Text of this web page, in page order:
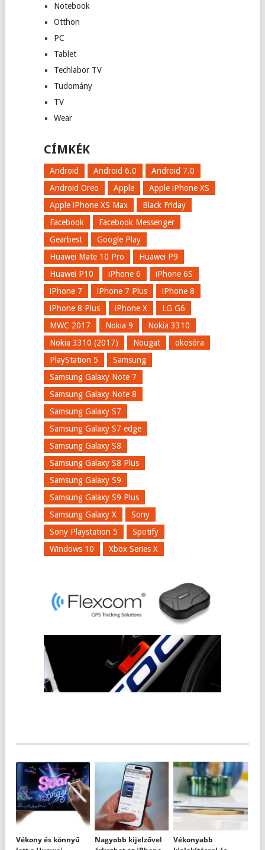
Notebook
Otthon
PC
Tablet
Techlabor TV
Tudomány
TV
Wear
CÍMKÉK
Android Android 6.0
Android 7.0
Android Oreo
Apple
Apple iPhone XS
Apple iPhone XS Max
Black Friday
Facebook
Facebook Messenger
Gearbest
Google Play
Huawei Mate 10 Pro
Huawei P9
Huawei P10
iPhone 6
iPhone 6S
iPhone 7
iPhone 7 Plus
iPhone 8
iPhone 8 Plus
iPhone X
LG G6
MWC 2017
Nokia 9
Nokia 3310
Nokia 3310 (2017)
Nougat
okosóra
PlayStation 5
Samsung
Samsung Galaxy Note 7
Samsung Galaxy Note 8
Samsung Galaxy S7
Samsung Galaxy S7 edge
Samsung Galaxy S8
Samsung Galaxy S8 Plus
Samsung Galaxy S9
Samsung Galaxy S9 Plus
Samsung Galaxy X
Sony
Sony Playstation 5
Spotify
Windows 10
Xbox Series X
Vékony és könnyű
Nagyobb kijelzővel
Vékonyabb